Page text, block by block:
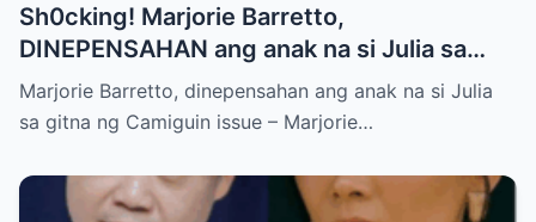
Sh0cking! Marjorie Barretto,
DINEPENSAHAN ang anak na si Julia sa
gitna ng Camiguin issue
Marjorie Barretto, dinepensahan ang anak na si Julia
sa gitna ng Camiguin issue – Marjorie…